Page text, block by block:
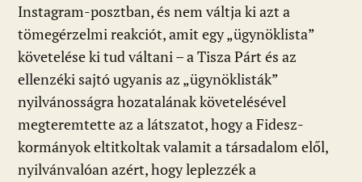
Instagram-posztban, és nem váltja ki azt a
tömegérzelmi reakciót, amit egy „ügynöklista”
követelése ki tud váltani – a Tisza Párt és az
ellenzéki sajtó ugyanis az „ügynöklisták”
nyilvánosságra hozatalának követelésével
megteremtette az a látszatot, hogy a Fidesz-
kormányok eltitkoltak valamit a társadalom elől,
nyilvánvalóan azért, hogy leplezzék a